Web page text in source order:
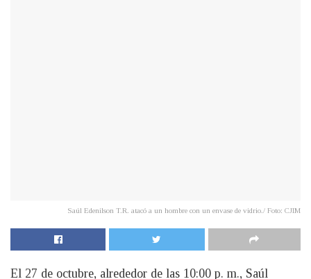
Saúl Edenilson T.R. atacó a un hombre con un envase de vidrio./ Foto: CJIM
El 27 de octubre, alrededor de las 10:00 p. m., Saúl